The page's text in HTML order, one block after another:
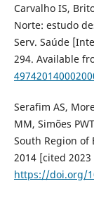
Carvalho IS,
Norte: estudo
Serv. Saúde
294. Available
Serafim AS,
MM, Simões
South Region of
2014 [cited
https://doi.org/